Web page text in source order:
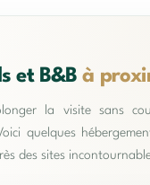
et B&Bà
la visite sans
quelques
des sites